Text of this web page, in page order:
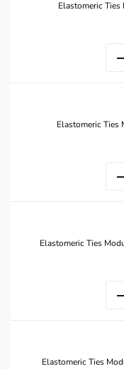
Elastomeric
Elastomeric
Elastomeric Ties
Elastomeric Ties